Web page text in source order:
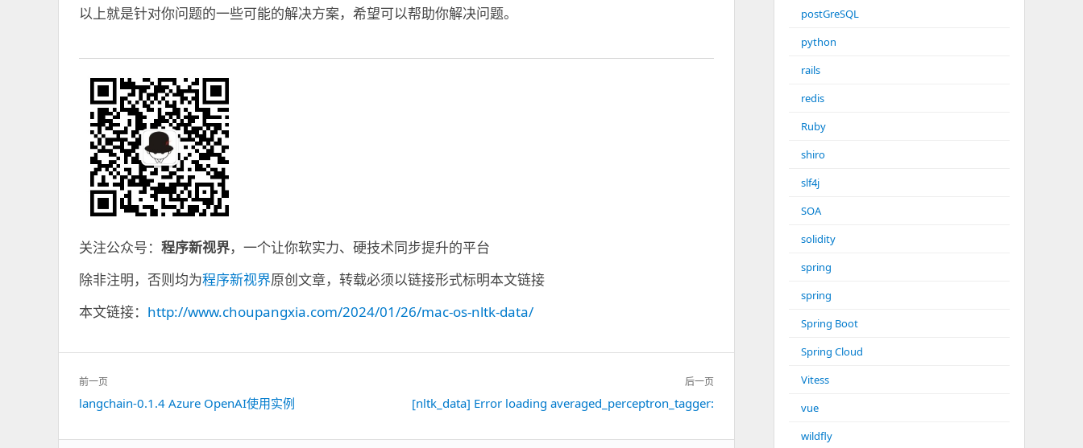
以上就是针对你问题的一些可能的解决方案，希望可以帮助你解决问题。
关注公众号： 程序新视界，一个让你软实力、硬技术同步提升的平台
除非注明，否则均为程序新视界原创文章，转载必须以链接形式标明本文链接
本文链接： http://www.choupangxia.com/2024/01/26/mac-os-nltk-data/
文
章
导
航
前一页
上
篇：
langchain-0.1.4 Azure OpenAI使用实例
后一页
篇：
[nltk_data] Error loading averaged_perceptron_tagger:
postGreSQL
python
rails
redis
Ruby
shiro
slf4j
SOA
solidity
spring
spring
Spring Boot
Spring Cloud
Vitess
vue
wildfly